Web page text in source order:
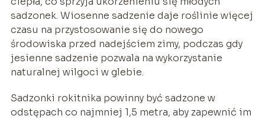
sadzonek. Wiosenne sadzenie daje roślinie więcej
czasu na przystosowanie się do nowego
środowiska przed nadejściem zimy, podczas gdy
jesienne sadzenie pozwala na wykorzystanie
naturalnej wilgoci w glebie.
Sadzonki rokitnika powinny być sadzone w
odstępach co najmniej 1,5 metra, aby zapewnić im